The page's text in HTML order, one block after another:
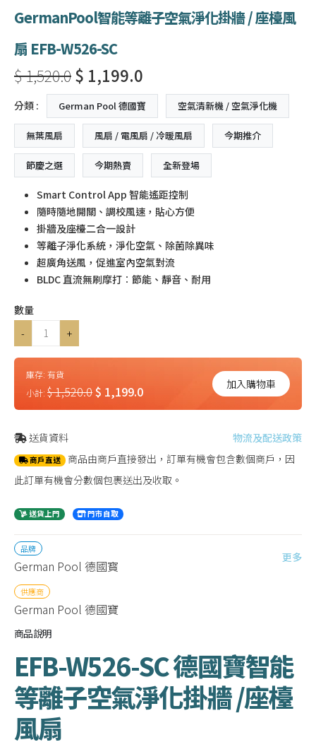
GermanPool智能等離子空氣淨化掛牆 / 座檯風
扇 EFB-W526-SC
$ 1,520.0$ 1,199.0
分類 : German Pool 德國寶 空氣清新機 / 空氣淨化機
無葉風扇 風扇 / 電風扇 / 冷暖風扇 今期推介
節慶之選 今期熱賣 全新登場
Smart Control App 智能遙距控制
隨時隨地開關、調校風速，貼心方便
掛牆及座檯二合一設計
等離子淨化系統，淨化空氣、除菌除異味
超廣角送風，促進室內空氣對流
BLDC 直流無刷摩打︰節能、靜音、耐用
數量
-
+
庫存: 有貨
小計: $ 1,520.0$ 1,199.0 加入購物車
送貨資料 物流及配送政策
商戶直送 商品由商戶直接發出，訂單有機會包含數個商戶，因
此訂單有機會分數個包裹送出及收取。
送貨上門 門市自取
品牌
German Pool 德國寳
更多
供應商
German Pool 德國寶
商品說明
EFB-W526-SC 德國寶智能
等離子空氣淨化掛牆 /座檯
風扇